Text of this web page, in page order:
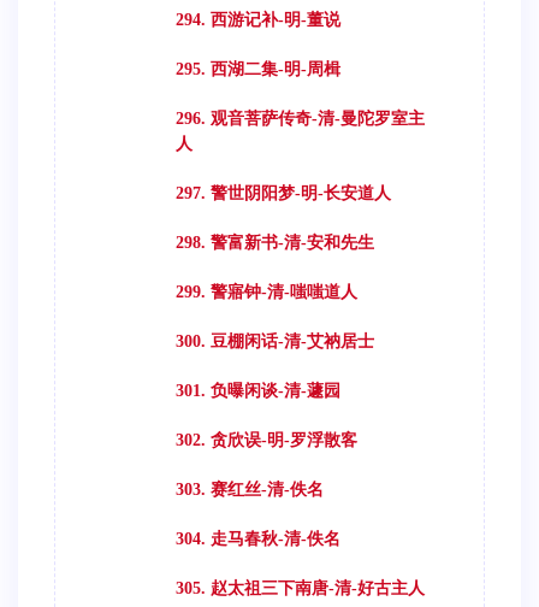
294. 西游记补-明-董说
295. 西湖二集-明-周楫
296. 观音菩萨传奇-清-曼陀罗室主
人
297. 警世阴阳梦-明-长安道人
298. 警富新书-清-安和先生
299. 警寤钟-清-嗤嗤道人
300. 豆棚闲话-清-艾衲居士
301. 负曝闲谈-清-蘧园
302. 贪欣误-明-罗浮散客
303. 赛红丝-清-佚名
304. 走马春秋-清-佚名
305. 赵太祖三下南唐-清-好古主人